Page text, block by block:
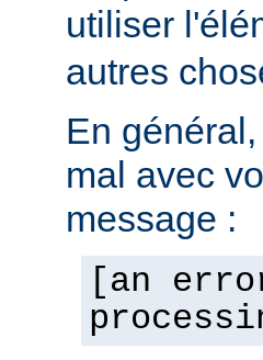
utiliser
autres
En
mal avec
message :
[an